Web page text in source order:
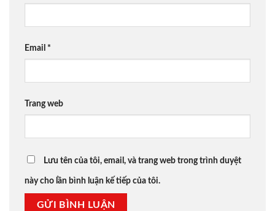
Email *
Trang web
Lưu tên của tôi, email, và trang web trong trình duyệt
này cho lần bình luận kế tiếp của tôi.